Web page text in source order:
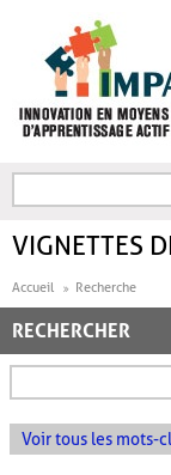
FORMULAIRE DE
VIGNETTES
Accueil Recherche
RECHERCHER
Voir tous les mots-